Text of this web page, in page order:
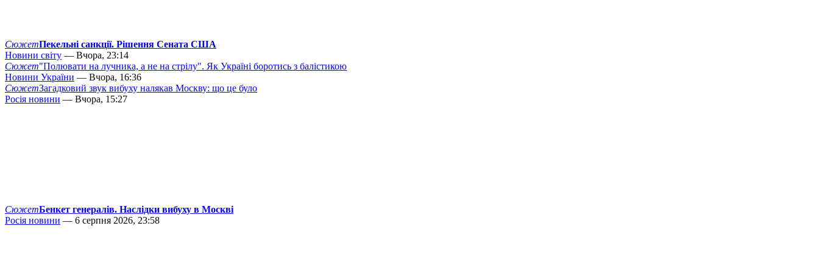
СюжетПекельні санкції. Рішення Сената США
Новини світу — Вчора, 23:14
Сюжет"Полювати на лучника, а не на стрілу". Як Україні боротись з балістикою
Новини України — Вчора, 16:36
СюжетЗагадковий звук вибуху налякав Москву: що це було
Росія новини — Вчора, 15:27
СюжетБенкет генералів. Наслідки вибуху в Москві
Росія новини — 6 серпня 2026, 23:58